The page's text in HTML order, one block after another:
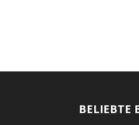
BELIEBTE